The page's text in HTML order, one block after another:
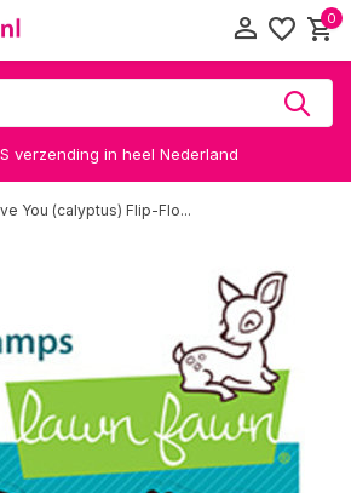
0
verzending in heel Nederland
You (calyptus) Flip-Flo...